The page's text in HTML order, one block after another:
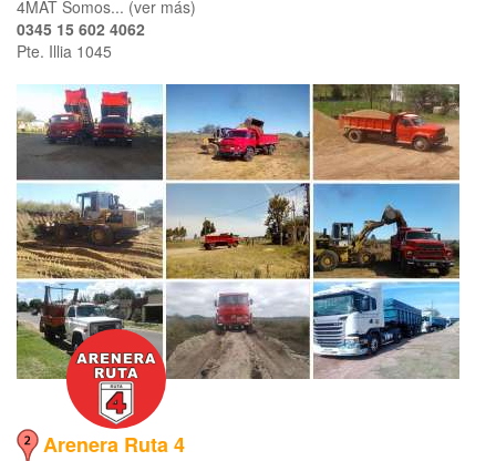
4MAT Somos... (ver más)
0345 15 602 4062
Pte. Illia 1045
Arenera Ruta 4